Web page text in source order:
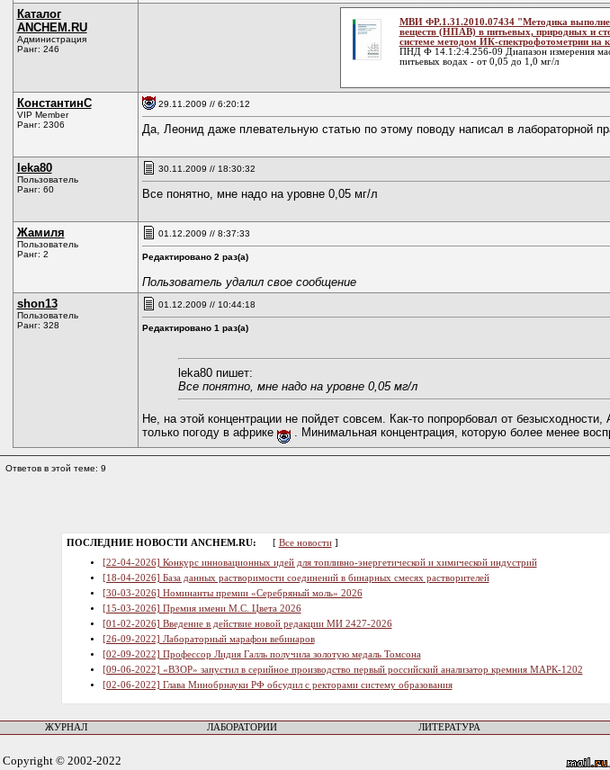
Каталог
ANCHEM.RU
Администрация
Ранг: 246
МВИ ФР.1.31.2010.07434 "Методика
веществ (НПАВ) в питьевых, природных и
системе методом ИК-спектрофотометрии на
ПНД Ф 14.1:2:4.256-09 Диапазон измерения
питьевых водах - от 0,05 до 1,0 мг/л
КонстантинС
VIP Member
Ранг: 2306
29.11.2009 // 6:20:12
Да, Леонид даже плевательную статью по этому поводу написал в лабораторной
leka80
Пользователь
Ранг: 60
30.11.2009 // 18:30:32
Все понятно, мне надо на уровне 0,05 мг/л
Жамиля
Пользователь
Ранг: 2
01.12.2009 // 8:37:33
Редактировано 2 раз(а)
Пользователь удалил свое сообщение
shon13
Пользователь
Ранг: 328
01.12.2009 // 10:44:18
Редактировано 1 раз(а)
leka80 пишет:
Все понятно, мне надо на уровне 0,05 мг/л
Не, на этой концентрации не пойдет совсем. Как-то попрорбовал от
только погоду в африке
. Минимальная концентрация, которую более менее
Ответов в этой теме: 9
ПОСЛЕДНИЕ НОВОСТИ ANCHEM.RU: [ Все новости]
[22-04-2026] Конкурс инновационных идей для топливно-энергетической и химической индустрий
[18-04-2026] База данных растворимости соединений в бинарных смесях растворителей
[30-03-2026] Номинанты премии «Серебряный моль» 2026
[15-03-2026] Премия имени М.С. Цвета 2026
[01-02-2026] Введение в действие новой редакции МИ 2427-2026
[26-09-2022] Лабораторный марафон вебинаров
[02-09-2022] Профессор Лидия Галль получила золотую медаль Томсона
[09-06-2022] «ВЗОР» запустил в серийное производство первый российский анализатор кремния МАРК-1202
[02-06-2022] Глава Минобрнауки РФ обсудил с ректорами систему образования
ЖУРНАЛ ЛАБОРАТОРИИ ЛИТЕРАТУРА
Copyright © 2002-2022